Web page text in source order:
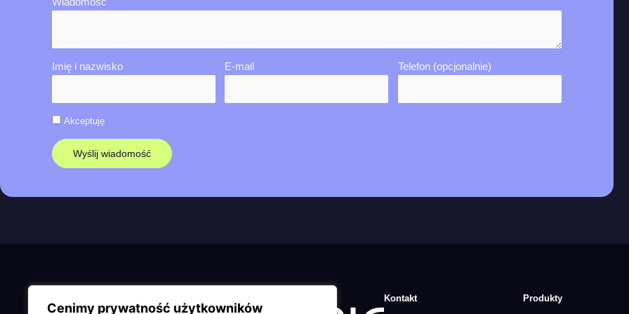
Imię i nazwisko E-mail Telefon (opcjonalnie)
Akceptuję
Wyślij wiadomość
Kontakt Produkty